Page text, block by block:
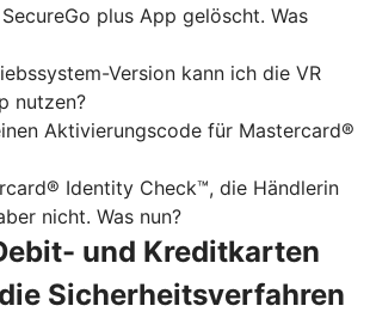
plus App gelöscht. Was
Version kann ich die VR
nutzen?
Aktivierungscode für Mastercard®
Identity Check™, die Händlerin
nicht. Was nun?
und Kreditkarten
Sicherheitsverfahren